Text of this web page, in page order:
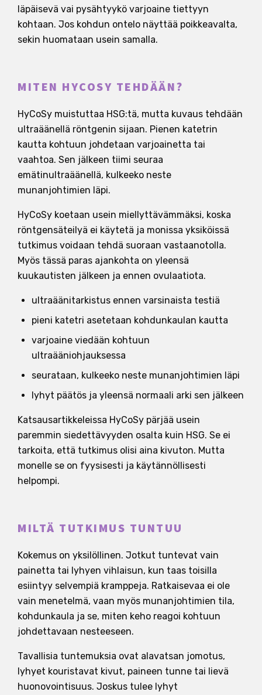
läpäisevä vai pysähtyykö varjoaine tiettyyn
kohtaan. Jos kohdun ontelo näyttää poikkeavalta,
sekin huomataan usein samalla.
MITEN HYCOSY TEHDÄÄN?
HyCoSy muistuttaa HSG:tä, mutta kuvaus tehdään
ultraäänellä röntgenin sijaan. Pienen katetrin
kautta kohtuun johdetaan varjoainetta tai
vaahtoa. Sen jälkeen tiimi seuraa
emätinultraäänellä, kulkeeko neste
munanjohtimien läpi.
HyCoSy koetaan usein miellyttävämmäksi, koska
röntgensäteilyä ei käytetä ja monissa yksiköissä
tutkimus voidaan tehdä suoraan vastaanotolla.
Myös tässä paras ajankohta on yleensä
kuukautisten jälkeen ja ennen ovulaatiota.
ultraäänitarkistus ennen varsinaista testiä
pieni katetri asetetaan kohdunkaulan kautta
varjoaine viedään kohtuun
ultraääniohjauksessa
seurataan, kulkeeko neste munanjohtimien läpi
lyhyt päätös ja yleensä normaali arki sen jälkeen
Katsausartikkeleissa HyCoSy pärjää usein
paremmin siedettävyyden osalta kuin HSG. Se ei
tarkoita, että tutkimus olisi aina kivuton. Mutta
monelle se on fyysisesti ja käytännöllisesti
helpompi.
MILTÄ TUTKIMUS TUNTUU
Kokemus on yksilöllinen. Jotkut tuntevat vain
painetta tai lyhyen vihlaisun, kun taas toisilla
esiintyy selvempiä kramppeja. Ratkaisevaa ei ole
vain menetelmä, vaan myös munanjohtimien tila,
kohdunkaula ja se, miten keho reagoi kohtuun
johdettavaan nesteeseen.
Tavallisia tuntemuksia ovat alavatsan jomotus,
lyhyet kouristavat kivut, paineen tunne tai lievä
huonovointisuus. Joskus tulee lyhyt